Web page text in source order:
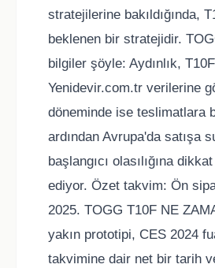
stratejilerine bakıldığında,
beklenen bir stratejidir.
bilgiler şöyle: Aydınlık,
Yenidevir.com.tr verilerine
döneminde ise teslimatlara
ardından Avrupa'da satışa
başlangıcı olasılığına
ediyor. Özet takvim: Ön
2025. TOGG T10F NE
yakın prototipi, CES 2024
takvimine dair net bir tarih